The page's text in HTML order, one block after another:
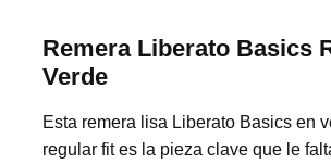
Remera Liberato Basics
Verde
Esta remera lisa Liberato Basics en
regular fit es la pieza clave que le